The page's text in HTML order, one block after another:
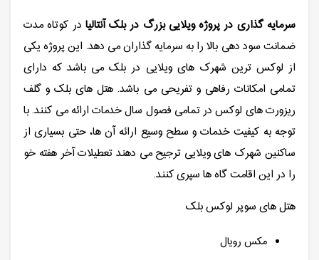
سرمایه گذاری در پروژه ویلایی بزرگ در بلک آنتالیا در کوتاه مدت
ضمانت سود دهی بالا را به سرمایه گذاران می دهد. این پروژه یکی
از لوکس ترین شهرک های ویلایی در بلک می باشد که دارای
تمامی امکانات رفاهی و تفریحی می باشد. هتل های بلک و گلف
ریزورت های لوکس در تمامی فصول سال خدمات ارائه می کنند. با
توجه به کیفیت خدمات و سطح وسیع ارائه آن ها، حتی بسیاری از
ساکنین شهرک های ویلایی ترجیح می دهند تعطیلات آخر هفته خو
را در این اقامت گاه ها سپری کنند.
هتل های سوپر لوکس بلک
مکس رویال